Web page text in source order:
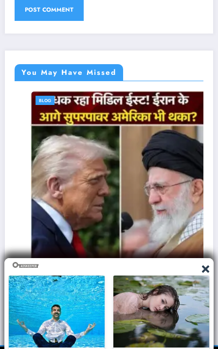
You May Have Missed
ज़मीन पर आक्रमण करने से क्यों घबराती है अमेरिकी सेना,
समझिए असली वजह..
March 7, 2026 Admin